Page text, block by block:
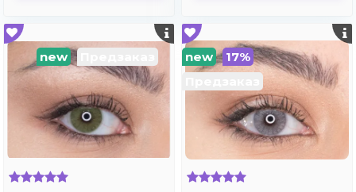
new new
17%